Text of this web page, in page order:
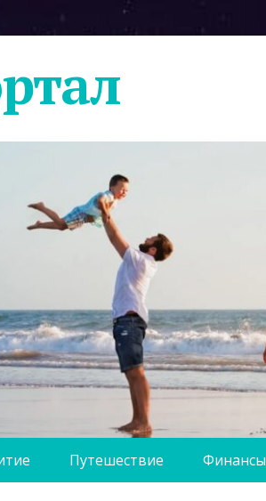
Путешествие Финансы